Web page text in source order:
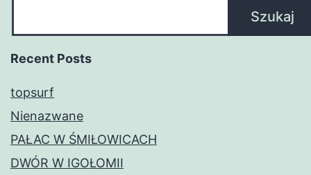
Szukaj
Recent Posts
topsurf
Nienazwane
PAŁAC W ŚMIŁOWICACH
DWÓR W IGOŁOMII